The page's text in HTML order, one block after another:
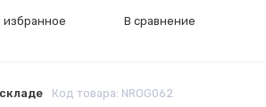
Код товара: NROG062
избранное В сравнение